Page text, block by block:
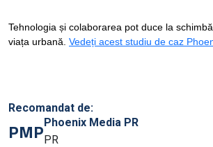
Tehnologia și colaborarea pot duce la
viața urbană. Vedeți acest studiu de caz
Recomandat de:
PMPPhoenix Media PR
PR